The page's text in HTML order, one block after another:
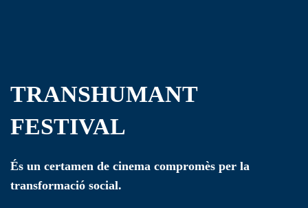
TRANSHUMANT
FESTIVAL
És un certamen de cinema compromès per la
transformació social.